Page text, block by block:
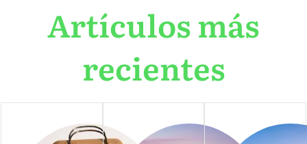
Artículos más
recientes